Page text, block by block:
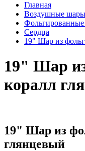
Главная
Воздушные шары
Сердца
19" Шар из
19" Шар
коралл
19" Шар из
глянцевый